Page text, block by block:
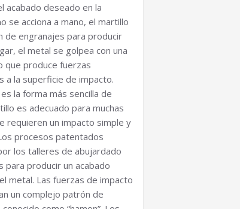
acabado deseado en la
se acciona a mano, el martillo
de engranajes para producir
el metal se golpea con una
que produce fuerzas
a la superficie de impacto.
la forma más sencilla de
es adecuado para muchas
requieren un impacto simple y
procesos patentados
los talleres de abujardado
para producir un acabado
metal. Las fuerzas de impacto
un complejo patrón de